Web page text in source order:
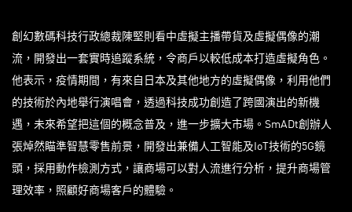
創幻數碼科技行政總裁陳堅則看中虛擬主播帶貨及虛擬偶像的潮
流，開發出一套實時追蹤系統，令商戶以較低成本打造虛擬角色。
他表示，疫情期間，有來自日本及其他地方的虛擬偶像，利用他們
的技術於內地舉行演唱會，透過科技成功創造了跨國演出的新機
遇，未來希望把這個的概念普及，進一步擴大市場。SmADt創辦人
張焯然瞄準智慧零售前景，開發出兼備人工智能及IoT技術的5G鏡
頭，採用動作檢測方式，讓商場可以對人流進行分析，提升商場管
理效率，照顧好商場客戶的體驗。